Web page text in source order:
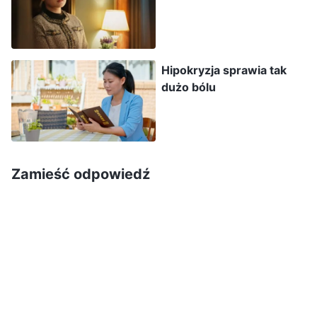
ignorują zwykłych ludzi i stają się
nieprzystępni; mają poczucie, że są szlachetni i
nie są ulepieni z tej samej gliny co zwykli ludzie.
Patrzą na zwykłych ludzi z góry, wywyższają
się w mowie i przestają otwarcie rozmawiać z
innymi. Dlaczego nie rozmawiają już otwarcie?
przywódcami. Myślą przy tym, że przywódcy
Hipokryzja sprawia tak
dużo bólu
Zamieść odpowiedź